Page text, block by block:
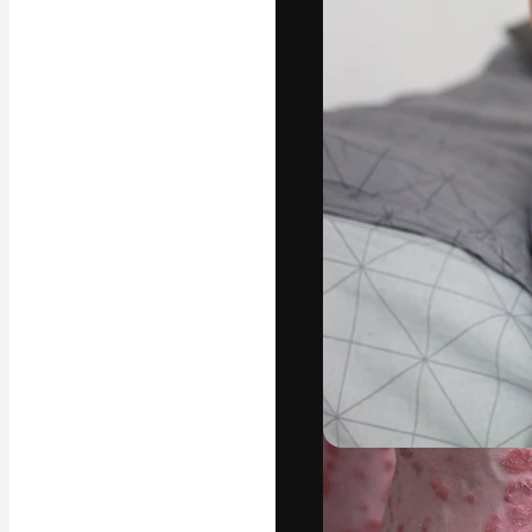
La plateforme
vos meilleurs
d’abonnés :
studios.
Copyright ©